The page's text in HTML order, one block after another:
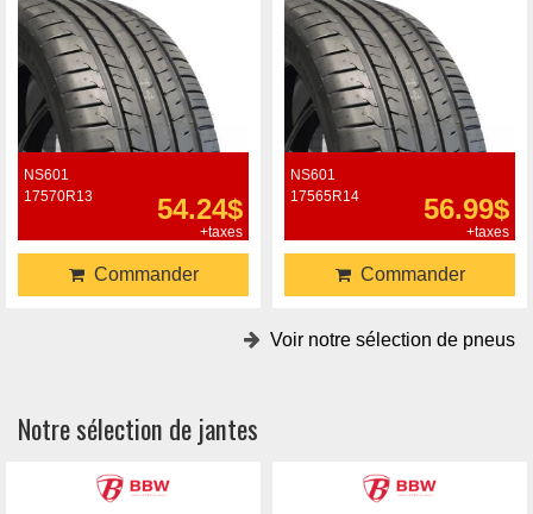
NS601
17570R13
54.24$
+taxes
Commander
NS601
17565R14
56.99$
+taxes
Commander
Voir notre sélection de pneus
Notre sélection de jantes